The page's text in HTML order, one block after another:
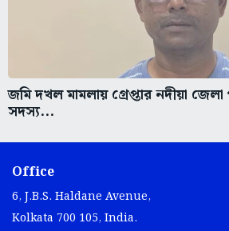
জমি দখল মামলায় গ্রেপ্তার নদীয়া
সদস্য...
Office
6, J.B.S. Haldane Avenue,
Kolkata 700 105, India.